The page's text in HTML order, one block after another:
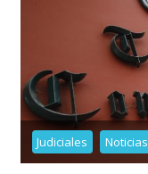
Judiciales Noticias